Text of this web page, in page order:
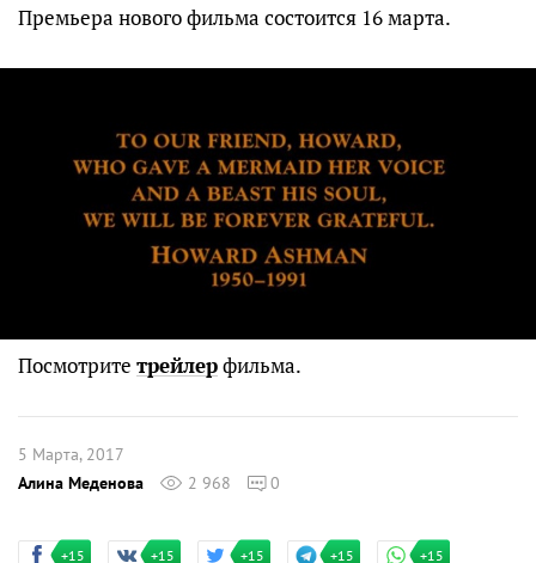
Премьера нового фильма состоится 16 марта.
Посмотрите трейлерфильма.
5 Марта, 2017
Алина Меденова
2 968 0
+15 +15 +15 +15 +15